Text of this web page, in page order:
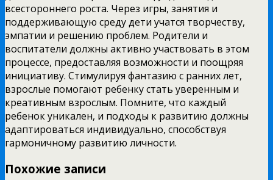
всестороннего роста. Через игры, занятия и
поддерживающую среду дети учатся творчеству,
эмпатии и решению проблем. Родители и
воспитатели должны активно участвовать в этом
процессе, предоставляя возможности и поощряя
инициативу. Стимулируя фантазию с ранних лет,
взрослые помогают ребенку стать уверенным и
креативным взрослым. Помните, что каждый
ребенок уникален, и подходы к развитию должны
адаптироваться индивидуально, способствуя
гармоничному развитию личности.
Похожие записи